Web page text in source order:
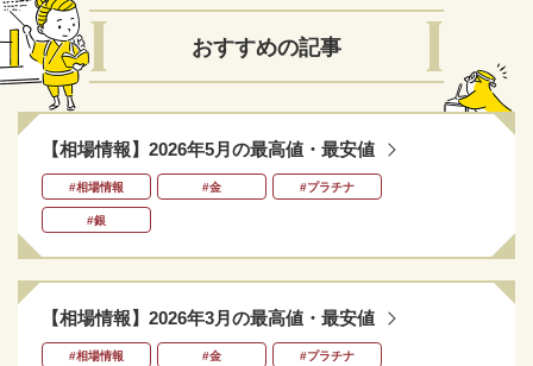
おすすめの記事
【相場情報】2026年5月の最高値・最安値
#相場情報 #金 #プラチナ
#銀
【相場情報】2026年3月の最高値・最安値
#相場情報 #金 #プラチナ